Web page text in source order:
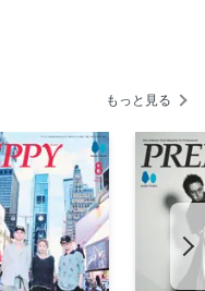
TOKYO）／いわ
／SHOKI（ALLZ）
ヘア&ファッションス
／KATETAYLOR
HOLIDAYS）
KANA（Uil hair
もっと見る